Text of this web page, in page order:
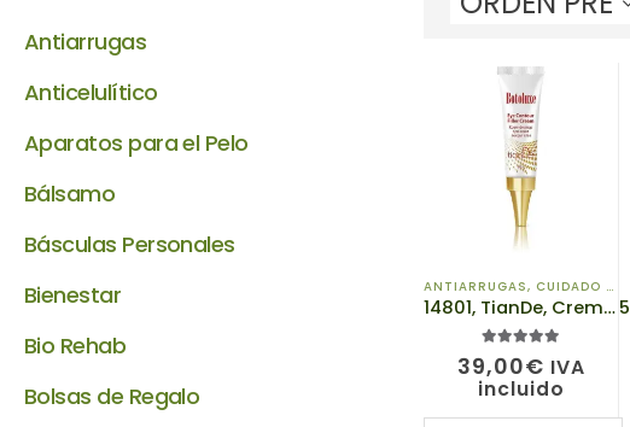
ANTIARRUGAS, CUIDADO DE OJOS
14801, TianDe, Crema de relleno para la piel alrededor de los ojos, Botoluxe, 10g
5.00 de 5
39,00€ IVA
incluido
Antiarrugas
Anticelulítico
Aparatos para el Pelo
Bálsamo
Básculas Personales
Bienestar
Bio Rehab
Bolsas de Regalo